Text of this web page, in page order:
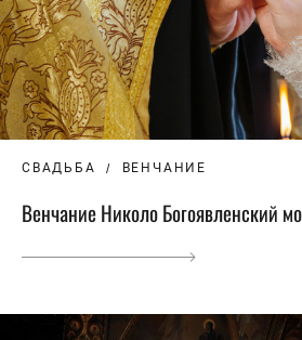
СВАДЬБА ВЕНЧАНИЕ
Венчание Николо Богоявленский